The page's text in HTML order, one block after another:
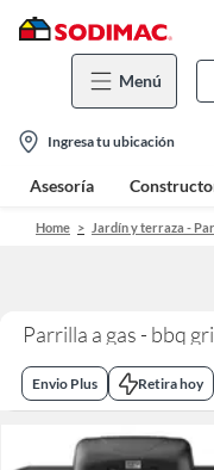
Menú
location-
icon
Ingresa tu ubicación
Asesoría
Home Jardín y terraza -
Parrilla a gas - bbq
Envio Plus Retira hoy